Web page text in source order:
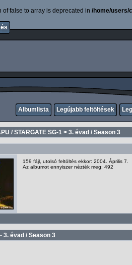
of false to array is deprecated in /home/users/
Albumlista Legújabb feltöltések
/ STARGATE SG-1 > 3. évad / Season 3
159 fájl, utolsó feltöltés ekkor: 2004. Április 7.
Az albumot ennyiszer nézték meg: 492
3. évad / Season 3